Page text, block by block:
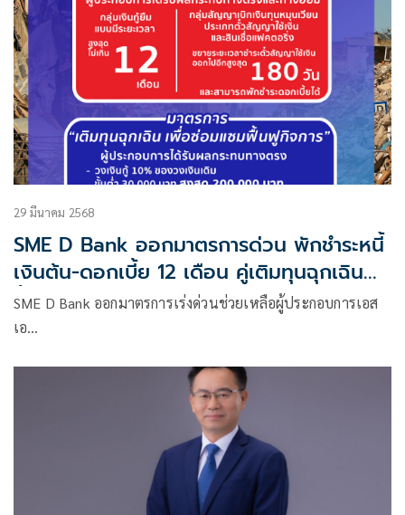
29 มีนาคม 2568
SME D Bank ออกมาตรการด่วน พักชำระหนี้
เงินต้น-ดอกเบี้ย 12 เดือน คู่เติมทุนฉุกเฉิน
ฟื้นฟูกิจการ
SME D Bank ออกมาตรการเร่งด่วนช่วยเหลือผู้ประกอบการเอส
เอ…